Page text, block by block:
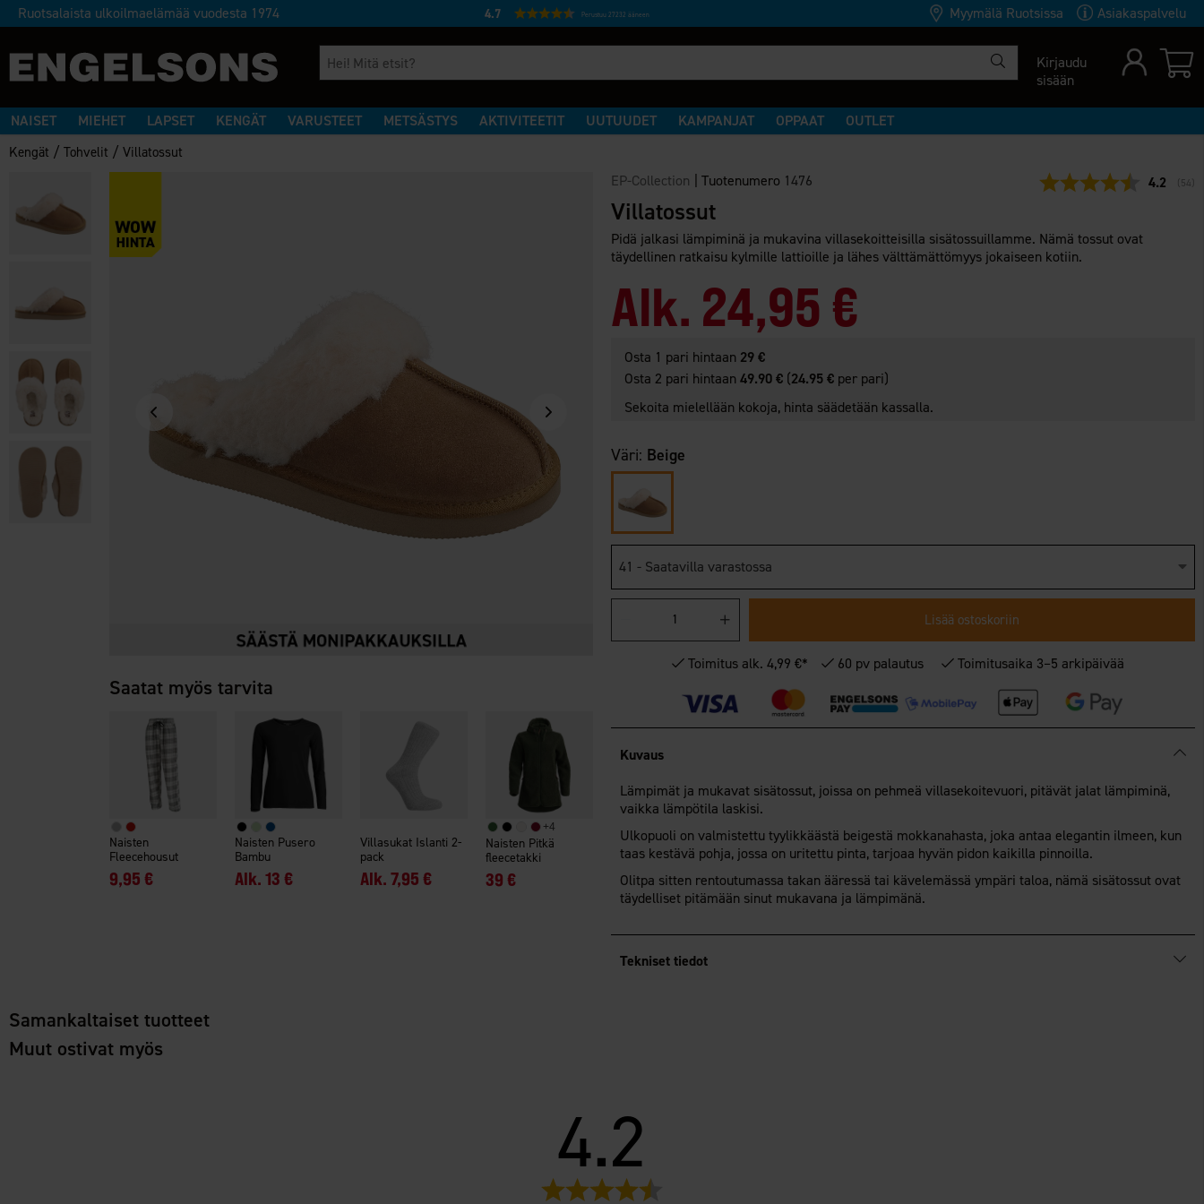
Ruotsalaista ulkoilmaelämää vuodesta 1974 4.7 Perustuu 27232 ääneen Myymälä Ruotsissa Asiakaspalvelu
Kirjaudu
sisään
NAISET MIEHET LAPSET KENGÄT VARUSTEET METSÄSTYS AKTIVITEETIT UUTUUDET KAMPANJAT OPPAAT OUTLET
Kengät /Tohvelit /Villatossut
Saatat myös tarvita
Naisten
Fleecehousut
9,95 €
Naisten Pusero
Bambu
Alk. 13 €
Villasukat Islanti 2-
pack
Alk. 7,95 €
+4
Naisten Pitkä
fleecetakki
39 €
EP-Collection |Tuotenumero 1476 4.2 (54
Villatossut
Pidä jalkasi lämpiminä ja mukavina villasekoitteisilla sisätossuillamme. Nämä tossut ovat
täydellinen ratkaisu kylmille lattioille ja lähes välttämättömyys jokaiseen kotiin.
Alk. 24,95 €
Osta 1 pari hintaan 29 €
Osta 2 pari hintaan 49.90 € (24.95 € per pari)
Sekoita mielellään kokoja, hinta säädetään kassalla.
Väri: Beige
41 - Saatavilla varastossa
Lisää ostoskoriin
Toimitus alk. 4,99 €* 60 pv palautus Toimitusaika 3–5 arkipäivää
Kuvaus
Lämpimät ja mukavat sisätossut, joissa on pehmeä villasekoitevuori, pitävät jalat lämpiminä,
vaikka lämpötila laskisi.
Ulkopuoli on valmistettu tyylikkäästä beigestä mokkanahasta, joka antaa elegantin ilmeen, kun
taas kestävä pohja, jossa on uritettu pinta, tarjoaa hyvän pidon kaikilla pinnoilla.
Olitpa sitten rentoutumassa takan ääressä tai kävelemässä ympäri taloa, nämä sisätossut ovat
täydelliset pitämään sinut mukavana ja lämpimänä.
Tekniset tiedot
Samankaltaiset tuotteet
Muut ostivat myös
4.2